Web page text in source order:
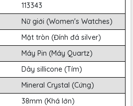
113343
Nữ giới (Women's Watches)
Mặt tròn (Đính đá silver)
Máy Pin (Máy Quartz)
Dây sillicone (Tím)
Mineral Crystal (Cứng)
38mm (Khá lớn)